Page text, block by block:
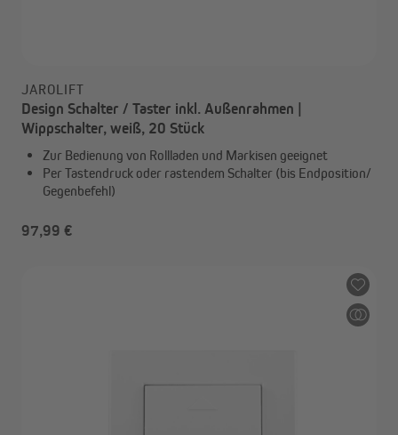
JAROLIFT
Design Schalter / Taster inkl. Außenrahmen |
Wippschalter, weiß, 20 Stück
Zur Bedienung von Rollladen und Markisen geeignet
Per Tastendruck oder rastendem Schalter (bis Endposition/
Gegenbefehl)
97,99 €